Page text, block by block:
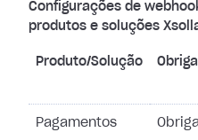
Configurações de
produtos e soluções
Produto/Solução
Pagamentos